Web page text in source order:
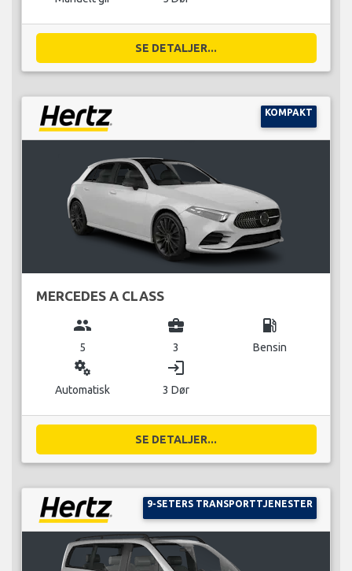
SE DETALJER...
KOMPAKT
MERCEDES A CLASS
group
5
business_center
3
local_gas_station
Bensin
miscellaneous_services
Automatisk
login
3 Dør
SE DETALJER...
9-SETERS TRANSPORTTJENESTER